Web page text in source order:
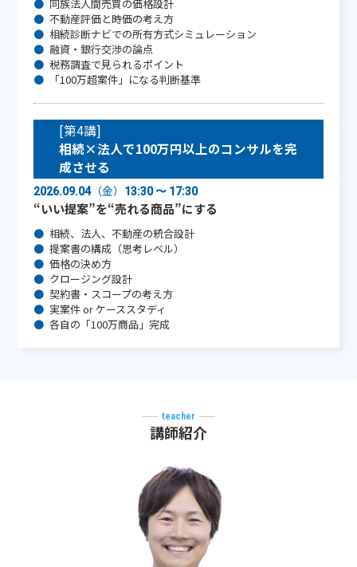
同族法人間売買の価格設計
不動産評価と時価の考え方
相続診断ナビでの所有方式シミュレーション
融資・銀行交渉の論点
税務調査で見られるポイント
「100万超案件」になる判断基準
[第4講]
相続×法人で100万円以上のコンサルを完
成させる
2026.09.04（金） 13:30 〜 17:30
“いい提案”を“売れる商品”にする
相続、法人、不動産の統合設計
提案書の構成（思考レベル）
価格の決め方
クロージング設計
契約書・スコープの考え方
実案件 or ケーススタディ
各自の「100万商品」完成
teacher
講師紹介